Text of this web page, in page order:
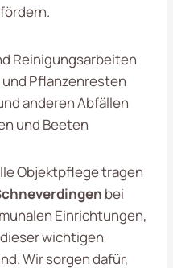
Reinigungsarbeiten
Pflanzenresten
anderen Abfällen
und Beeten
Objektpflege tragen
bei
Einrichtungen,
wichtigen
Wir sorgen dafür,